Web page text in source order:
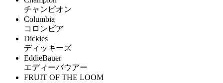
チャンピオン
Columbia
コロンビア
Dickies
ディッキーズ
EddieBauer
エディーバウアー
FRUIT OF THE LOOM